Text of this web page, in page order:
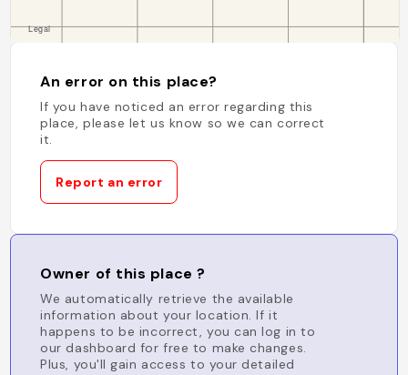
An error on this place?
If you have noticed an error regarding this
place, please let us know so we can correct
it.
Report an error
Owner of this place ?
We automatically retrieve the available
information about your location. If it
happens to be incorrect, you can log in to
our dashboard for free to make changes.
Plus, you'll gain access to your detailed